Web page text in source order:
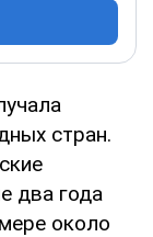
стран.
два года
около